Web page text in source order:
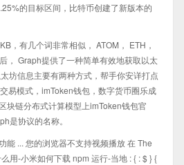
的目标区间，比特币创建了新版本的
，有几个词非常相似， ATOM， ETH，
， Graph提供了一种简单有效地获取以太
坊信息主要有两种方式，帮手你安详打点
易模式，imToken钱包，数字货币圈乐成
块链分布式计算模型上imToken钱包官
是协议的名称。
能 ... 您的浏览器不支持视频播放 在 The
用-小米如何下载 npm 运行-当地 : { : $ } {